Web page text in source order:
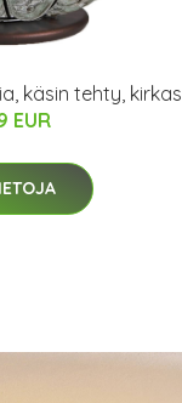
käsin tehty, kirkas
EUR